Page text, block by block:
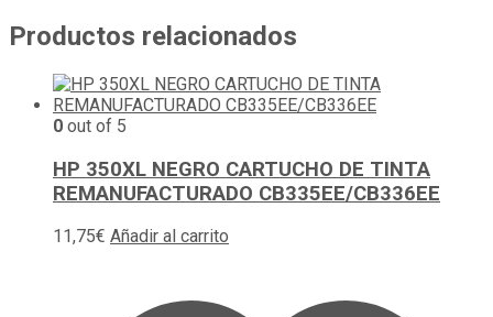
Productos relacionados
0 out of 5
HP 350XL NEGRO CARTUCHO DE TINTA
REMANUFACTURADO CB335EE/CB336EE
11,75€ Añadir al carrito